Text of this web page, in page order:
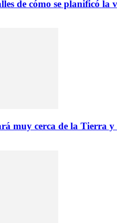
de cómo se planificó la
muy cerca de la Tierra y